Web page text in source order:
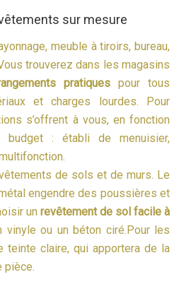
sur mesure
meuble à tiroirs, bureau,
trouverez dans les magasins
pratiques pour tous
et charges lourdes. Pour
s’offrent à vous, en fonction
: établi de menuisier,
de sols et de murs. Le
engendre des poussières et
un revêtement de sol facile à
vinyle ou un béton ciré.Pour les
teinte claire, qui apportera de la
pièce.